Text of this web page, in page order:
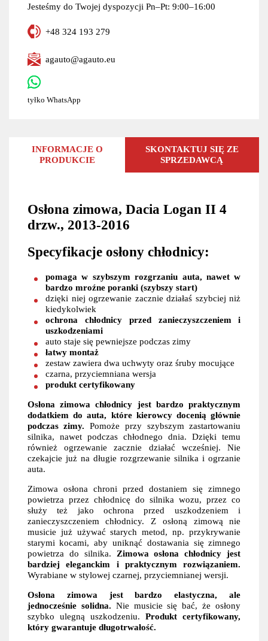
Jesteśmy do Twojej dyspozycji Pn–Pt: 9:00–16:00
+48 324 193 279
agauto@agauto.eu
tyłko WhatsApp
INFORMACJE O
PRODUKCIE
SKONTAKTUJ SIĘ ZE
SPRZEDAWCĄ
Osłona zimowa, Dacia Logan II 4
drzw., 2013-2016
Specyfikacje osłony chłodnicy:
pomaga w szybszym rozgrzaniu auta, nawet w
bardzo mroźne poranki (szybszy start)
dzięki niej ogrzewanie zacznie działaś szybciej niż
kiedykolwiek
ochrona chłodnicy przed zanieczyszczeniem i
uszkodzeniami
auto staje się pewniejsze podczas zimy
łatwy montaż
zestaw zawiera dwa uchwyty oraz śruby mocujące
czarna, przyciemniana wersja
produkt certyfikowany
Osłona zimowa chłodnicy jest bardzo praktycznym
dodatkiem do auta, które kierowcy docenią głównie
podczas zimy. Pomoże przy szybszym zastartowaniu
silnika, nawet podczas chłodnego dnia. Dzięki temu
również ogrzewanie zacznie działać wcześniej. Nie
czekajcie już na długie rozgrzewanie silnika i ogrzanie
auta.
Zimowa osłona chroni przed dostaniem się zimnego
powietrza przez chłodnicę do silnika wozu, przez co
służy też jako ochrona przed uszkodzeniem i
zanieczyszczeniem chłodnicy. Z osłoną zimową nie
musicie już używać starych metod, np. przykrywanie
starymi kocami, aby uniknąć dostawania się zimnego
powietrza do silnika. Zimowa osłona chłodnicy jest
bardziej eleganckim i praktycznym rozwiązaniem.
Wyrabiane w stylowej czarnej, przyciemnianej wersji.
Osłona zimowa jest bardzo elastyczna, ale
jednocześnie solidna. Nie musicie się bać, że osłony
szybko ulegną uszkodzeniu.Produkt certyfikowany,
który gwarantuje długotrwałość.